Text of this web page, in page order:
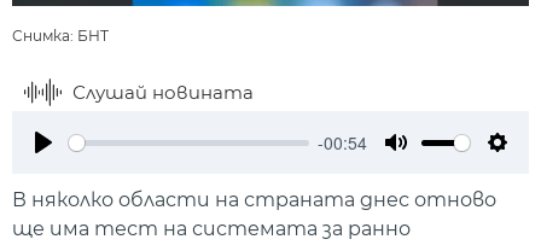
Снимка: БНТ
Слушай новината
-00:54
В няколко области на страната днес отново
ще има тест на системата за ранно